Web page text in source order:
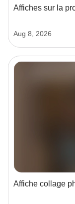
Affiches sur la
Aug 8, 2026
Affiche collage